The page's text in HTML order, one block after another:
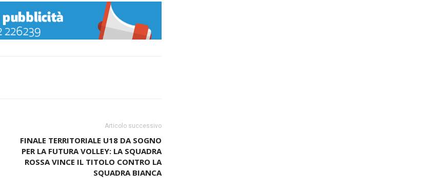
Articolo successivo
FINALE TERRITORIALE U18 DA SOGNO
PER LA FUTURA VOLLEY: LA SQUADRA
ROSSA VINCE IL TITOLO CONTRO LA
SQUADRA BIANCA